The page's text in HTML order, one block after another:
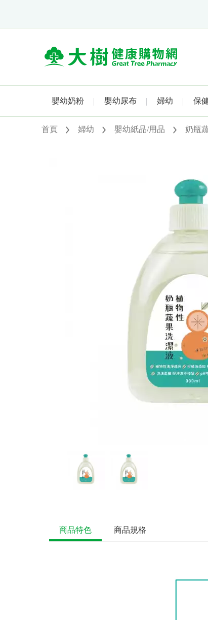
嬰幼奶粉 嬰幼尿布 婦幼 保
首頁 婦幼 嬰幼紙品/用品 奶瓶
商品特色 商品規格